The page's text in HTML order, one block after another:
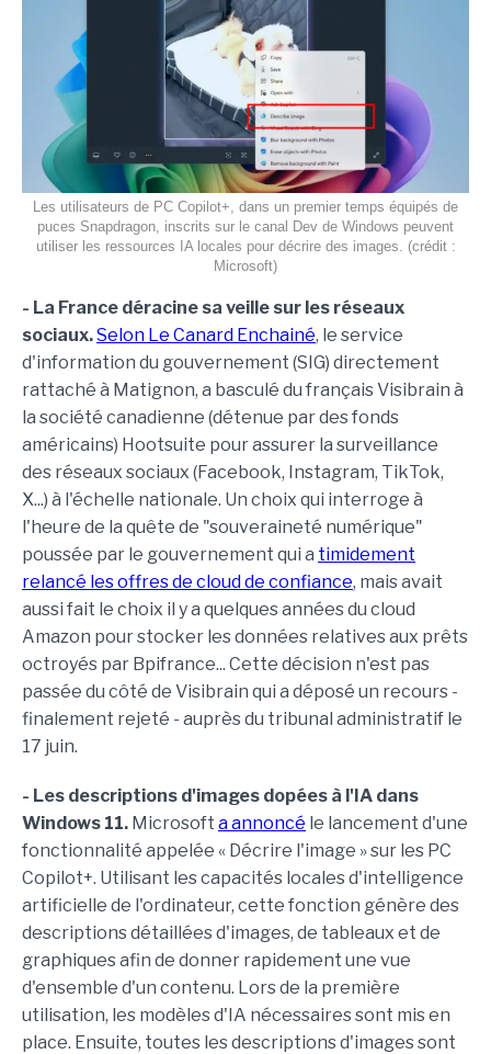
Les utilisateurs de PC Copilot+, dans un premier temps équipés de
puces Snapdragon, inscrits sur le canal Dev de Windows peuvent
utiliser les ressources IA locales pour décrire des images. (crédit :
Microsoft)
- La France déracine sa veille sur les réseaux
sociaux.Selon Le Canard Enchainé, le service
d'information du gouvernement (SIG) directement
rattaché à Matignon, a basculé du français Visibrain à
la société canadienne (détenue par des fonds
américains) Hootsuite pour assurer la surveillance
des réseaux sociaux (Facebook, Instagram, TikTok,
X...) à l'échelle nationale. Un choix qui interroge à
l'heure de la quête de "souveraineté numérique"
poussée par le gouvernement qui a timidement
relancé les offres de cloud de confiance, mais avait
aussi fait le choix il y a quelques années du cloud
Amazon pour stocker les données relatives aux prêts
octroyés par Bpifrance... Cette décision n'est pas
passée du côté de Visibrain qui a déposé un recours -
finalement rejeté - auprès du tribunal administratif le
17 juin.
- Les descriptions d'images dopées à l'IA dans
Windows 11. Microsoft a annoncé le lancement d'une
fonctionnalité appelée « Décrire l'image » sur les PC
Copilot+. Utilisant les capacités locales d'intelligence
artificielle de l'ordinateur, cette fonction génère des
descriptions détaillées d'images, de tableaux et de
graphiques afin de donner rapidement une vue
d'ensemble d'un contenu. Lors de la première
utilisation, les modèles d'IA nécessaires sont mis en
place. Ensuite, toutes les descriptions d'images sont